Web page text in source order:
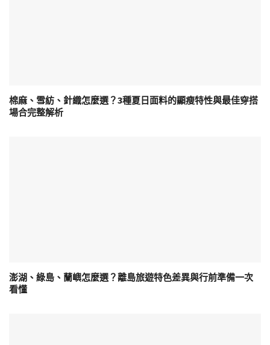
棉麻、雪紡、針織怎麼選？3種夏日面料的顯瘦特性與最佳穿搭
場合完整解析
澎湖、綠島、蘭嶼怎麼選？離島旅遊特色差異與行前準備一次
看懂